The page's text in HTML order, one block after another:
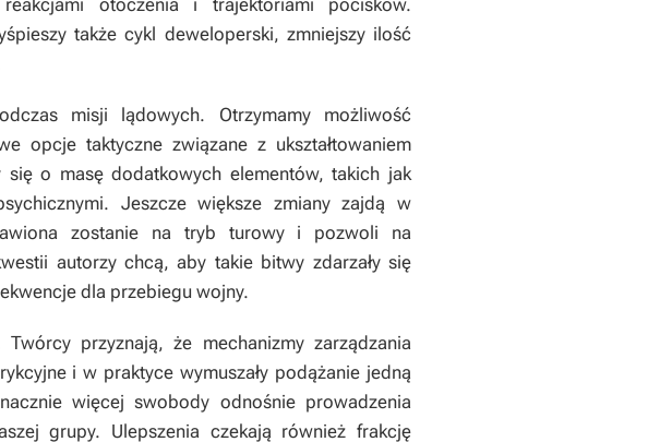
otoczenia i trajektoriami pocisków.
także cykl deweloperski, zmniejszy ilość
misji lądowych. Otrzymamy możliwość
opcje taktyczne związane z ukształtowaniem
się o masę dodatkowych elementów, takich jak
Jeszcze większe zmiany zajdą w
zostanie na tryb turowy i pozwoli na
autorzy chcą, aby takie bitwy zdarzały się
dla przebiegu wojny.
przyznają, że mechanizmy zarządzania
i w praktyce wymuszały podążanie jedną
więcej swobody odnośnie prowadzenia
grupy. Ulepszenia czekają również frakcję